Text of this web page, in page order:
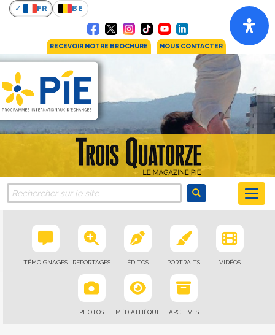
FR BE
RECEVOIR NOTRE BROCHURE NOUS CONTACTER
TÉMOIGNAGES REPORTAGES ÉDITOS PORTRAITS VIDÉOS
PHOTOS MÉDIATHÈQUE ARCHIVES